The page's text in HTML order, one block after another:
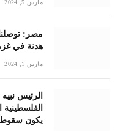
مارس 5, 2024
مصر:
هدنة في
مارس 1, 2024
الرئيس
الفلسطينية
يكون